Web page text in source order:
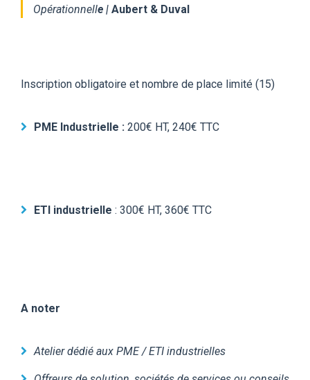
Opérationnelle | Aubert & Duval
Inscription obligatoire et nombre de place limité (15)
PME Industrielle : 200€ HT, 240€ TTC
ETI industrielle : 300€ HT, 360€ TTC
A noter
Atelier dédié aux PME / ETI industrielles